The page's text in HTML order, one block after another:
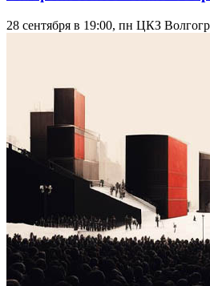
28 сентября в 19:00, пн ЦКЗ